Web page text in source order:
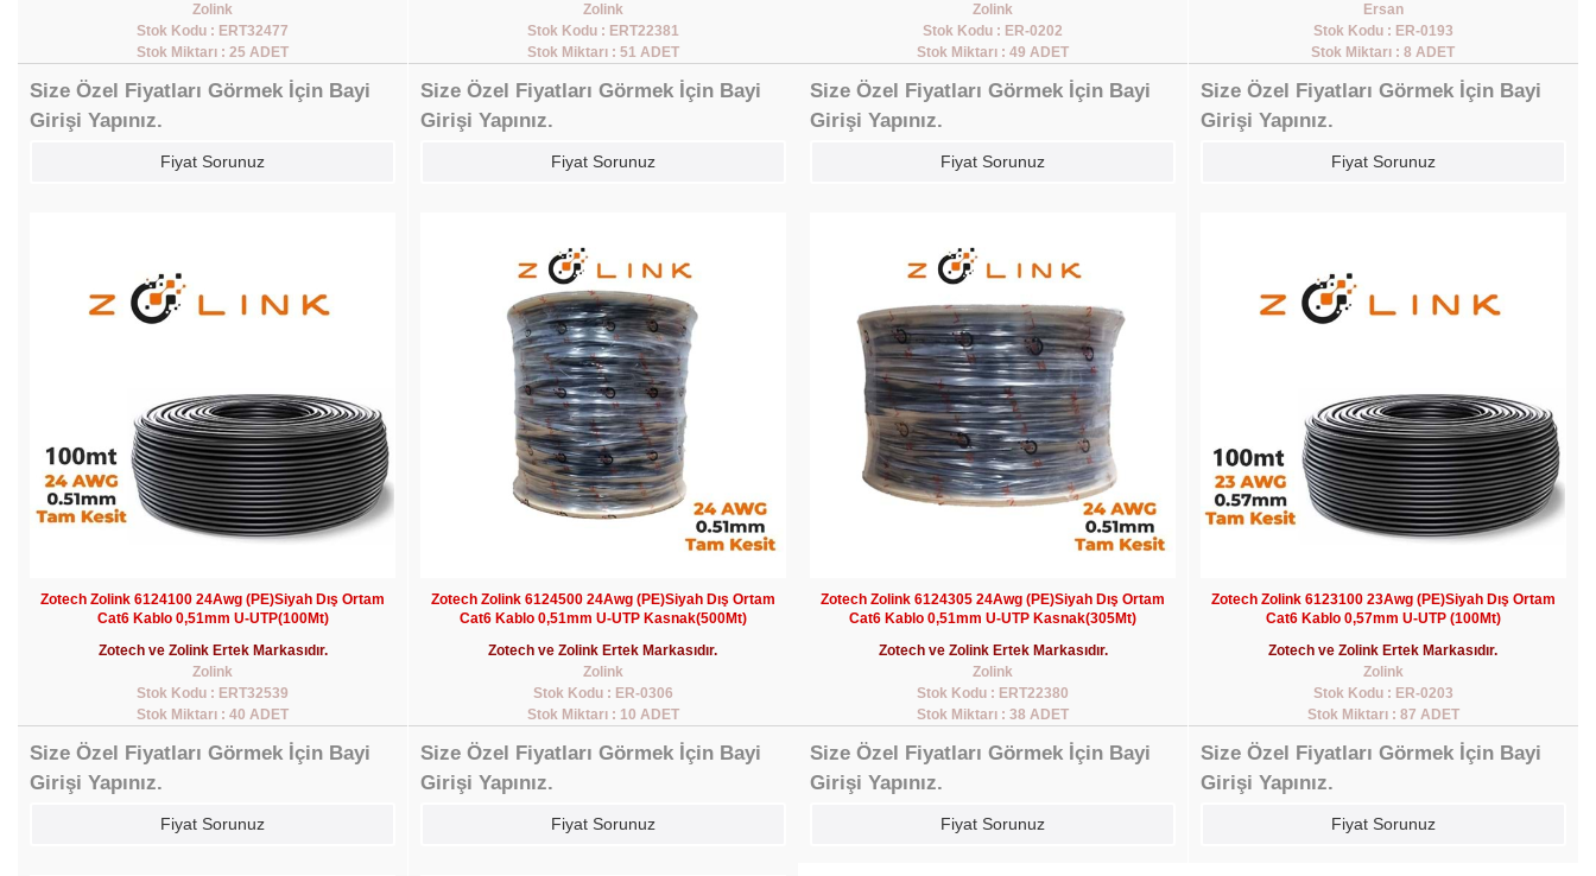
Zolink
Stok Kodu : ERT32477
Stok Miktarı : 25 ADET
Size Özel Fiyatları Görmek İçin Bayi
Girişi Yapınız.
Fiyat Sorunuz
Zolink
Stok Kodu : ERT22381
Stok Miktarı : 51 ADET
Size Özel Fiyatları Görmek İçin Bayi
Girişi Yapınız.
Fiyat Sorunuz
Zolink
Stok Kodu : ER-0202
Stok Miktarı : 49 ADET
Size Özel Fiyatları Görmek İçin Bayi
Girişi Yapınız.
Fiyat Sorunuz
Ersan
Stok Kodu : ER-0193
Stok Miktarı : 8 ADET
Size Özel Fiyatları Görmek İçin Bayi
Girişi Yapınız.
Fiyat Sorunuz
Zotech Zolink 6124100 24Awg (PE)Siyah Dış Ortam
Cat6 Kablo 0,51mm U-UTP(100Mt)
Zotech ve Zolink Ertek Markasıdır.
Zolink
Stok Kodu : ERT32539
Stok Miktarı : 40 ADET
Size Özel Fiyatları Görmek İçin Bayi
Girişi Yapınız.
Fiyat Sorunuz
Zotech Zolink 6124500 24Awg (PE)Siyah Dış Ortam
Cat6 Kablo 0,51mm U-UTP Kasnak(500Mt)
Zotech ve Zolink Ertek Markasıdır.
Zolink
Stok Kodu : ER-0306
Stok Miktarı : 10 ADET
Size Özel Fiyatları Görmek İçin Bayi
Girişi Yapınız.
Fiyat Sorunuz
Zotech Zolink 6124305 24Awg (PE)Siyah Dış Ortam
Cat6 Kablo 0,51mm U-UTP Kasnak(305Mt)
Zotech ve Zolink Ertek Markasıdır.
Zolink
Stok Kodu : ERT22380
Stok Miktarı : 38 ADET
Size Özel Fiyatları Görmek İçin Bayi
Girişi Yapınız.
Fiyat Sorunuz
Zotech Zolink 6123100 23Awg (PE)Siyah Dış Ortam
Cat6 Kablo 0,57mm U-UTP (100Mt)
Zotech ve Zolink Ertek Markasıdır.
Zolink
Stok Kodu : ER-0203
Stok Miktarı : 87 ADET
Size Özel Fiyatları Görmek İçin Bayi
Girişi Yapınız.
Fiyat Sorunuz